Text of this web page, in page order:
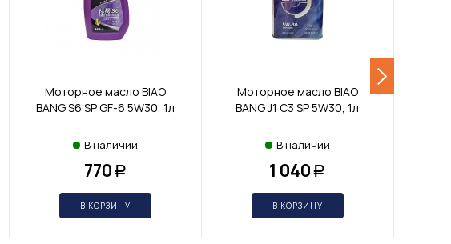
Моторное масло BIAO
BANG S6 SP GF-6 5W30, 1л
В наличии
770 Р
В КОРЗИНУ
Моторное масло BIAO
BANG J1 C3 SP 5W30, 1л
В наличии
1 040 Р
В КОРЗИНУ